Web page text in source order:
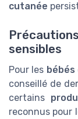
cutanée
sensibles
Pour les bébés
conseillé de
certains
reconnus pour